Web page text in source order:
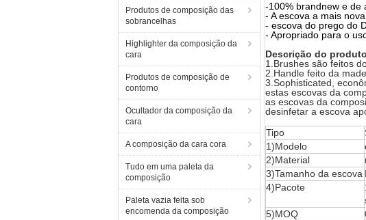
Produtos de composição das
sobrancelhas
Highlighter da composição da
cara
Produtos de composição de
contorno
Ocultador da composição da
cara
A composição da cara cora
Tudo em uma paleta da
composição
Paleta vazia feita sob
encomenda da composição
-100% brandnew e de
- A escova a mais
- escova do prego do
- Apropriado para o
Descrição do produto
1.Brushes são feitos
2.Handle feito da
3.Sophisticated,
estas escovas da
as escovas da
desinfetar a escova
Tipo
1)Modelo
2)Material
3)Tamanho da escova
4)Pacote
5)MOQ